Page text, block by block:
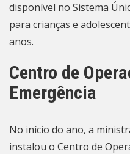
disponível no Sistema
para crianças e
anos.
Centro de
Emergência
No início do ano, a
instalou o Centro de